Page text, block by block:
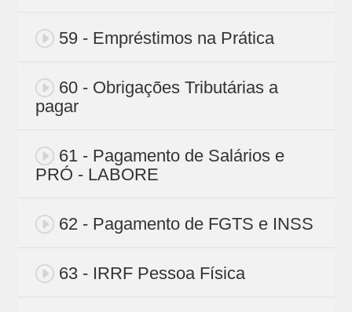
59 - Empréstimos na Prática
60 - Obrigações Tributárias a
pagar
61 - Pagamento de Salários e
PRÓ - LABORE
62 - Pagamento de FGTS e INSS
63 - IRRF Pessoa Física